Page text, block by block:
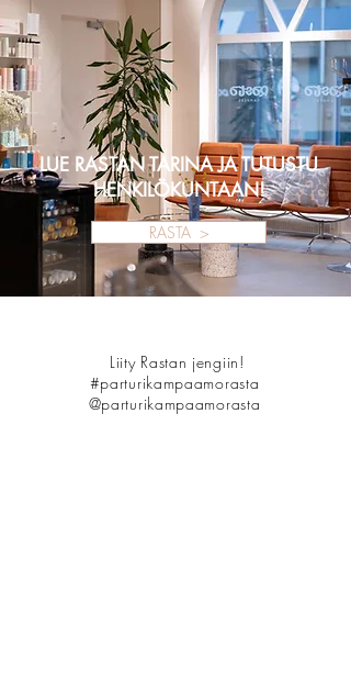
LUE RASTAN TARINA JA TUTUSTU
HENKILÖKUNTAAN!
RASTA >
Liity Rastan jengiin!
#parturikampaamorasta
@parturikampaamorasta